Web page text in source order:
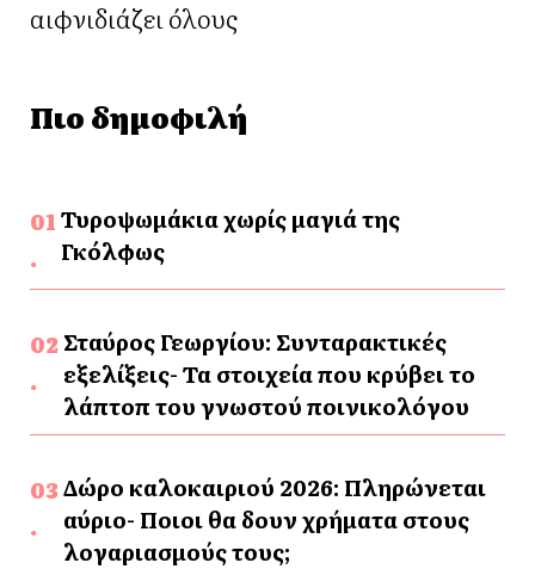
αιφνιδιάζει όλους
Πιο δημοφιλή
Τυροψωμάκια χωρίς μαγιά της
Γκόλφως
Σταύρος Γεωργίου: Συνταρακτικές
εξελίξεις- Τα στοιχεία που κρύβει το
λάπτοπ του γνωστού ποινικολόγου
Δώρο καλοκαιριού 2026: Πληρώνεται
αύριο- Ποιοι θα δουν χρήματα στους
λογαριασμούς τους;